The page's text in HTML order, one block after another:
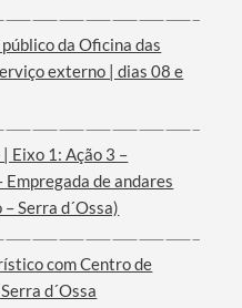
da Oficina das
externo | dias 08 e
Eixo 1: Ação 3 –
de andares
Serra d´Ossa)
com Centro de
d´Ossa